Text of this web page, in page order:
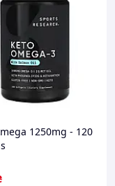
1250mg - 120